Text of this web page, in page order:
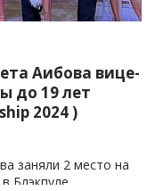
Аибова вице-
до 19 лет
2024 )
заняли 2 место на
Блэкпуле